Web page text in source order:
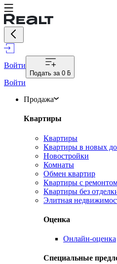
Войти
Подать за 0 ƃ
Войти
Продажа
Квартиры
Квартиры
Квартиры в новых
Новостройки
Комнаты
Обмен квартир
Квартиры с
Квартиры без
Элитная
Оценка
Онлайн-оценка
Специальные